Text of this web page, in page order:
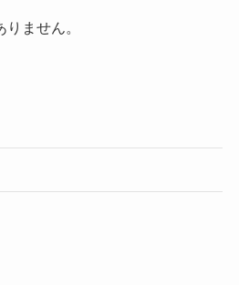
ません。